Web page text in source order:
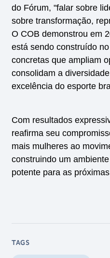
do Fórum, "falar sobre
sobre transformação,
O COB demonstrou em
está sendo construído
concretas que ampliam
consolidam a
excelência do esporte
Com resultados
reafirma seu
mais mulheres ao
construindo um
potente para as
TAGS